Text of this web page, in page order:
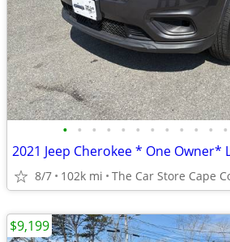
• • • • • • • • • • • •
2021 Jeep Cherokee * One Owner*
8/7 102k mi The Car Store Cape
$9,199